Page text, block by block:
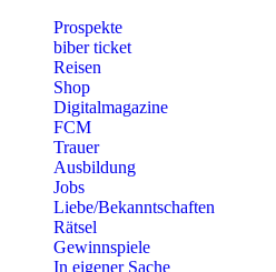
Prospekte
biber ticket
Reisen
Shop
Digitalmagazine
FCM
Trauer
Ausbildung
Jobs
Liebe/Bekanntschaften
Rätsel
Gewinnspiele
In eigener Sache